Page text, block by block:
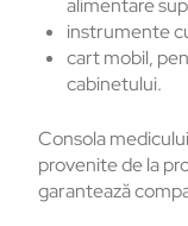
alimentare
instrumente
cart mobil,
cabinetului.
Consola
provenite de la
garantează